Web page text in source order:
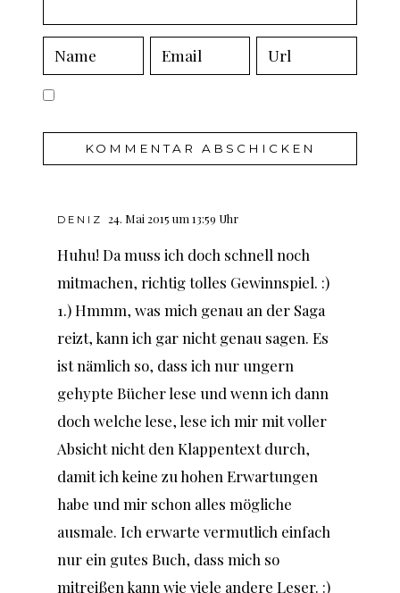
DENIZ 24. Mai 2015 um 13:59 Uhr
Huhu! Da muss ich doch schnell noch
mitmachen, richtig tolles Gewinnspiel. :)
1.) Hmmm, was mich genau an der Saga
reizt, kann ich gar nicht genau sagen. Es
ist nämlich so, dass ich nur ungern
gehypte Bücher lese und wenn ich dann
doch welche lese, lese ich mir mit voller
Absicht nicht den Klappentext durch,
damit ich keine zu hohen Erwartungen
habe und mir schon alles mögliche
ausmale. Ich erwarte vermutlich einfach
nur ein gutes Buch, dass mich so
mitreißen kann wie viele andere Leser. :)